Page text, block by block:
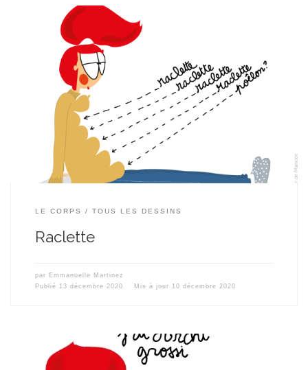
LE CORPS TOUS LES DESSINS
Raclette
par Emmanuelle Martinez
Publié 13 décembre 2020 Mis à jour 10 décembre 2020